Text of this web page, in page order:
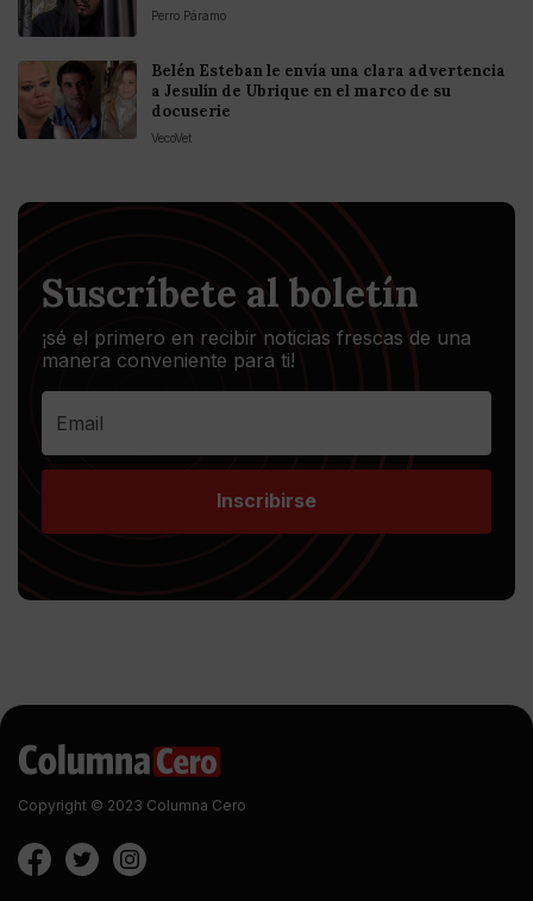
Perro Páramo
Belén Esteban le envía una clara advertencia
a Jesulín de Ubrique en el marco de su
docuserie
VecoVet
Suscríbete al boletín
¡sé el primero en recibir noticias frescas de una
manera conveniente para ti!
Inscribirse
Copyright © 2023 Columna Cero